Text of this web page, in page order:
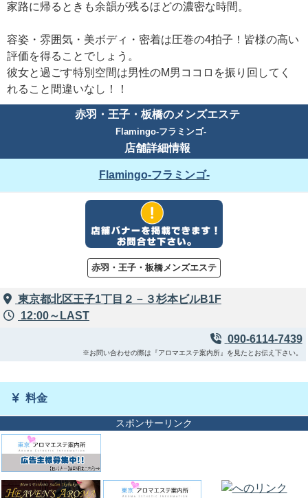
家路に帰るときも余韻が残るほどの濃密な時間。
容姿・雰囲気・美ボディ・密着は圧巻の4拍子！皆様の高い
評価を得ることでしょう。
彼女と過ごす特別空間は男性のM男ココロを振り回してく
れること間違いなし！！
赤羽・王子・板橋のメンズエステ
Flamingo-フラミンゴ-
店舗詳細情報
Flamingo-フラミンゴ-
赤羽・王子・板橋メンズエステ
東京都北区王子1丁目２－３杉本ビルB1F
12:00～LAST
090-6114-7439
※お問い合わせの際は『アロマエステ案内所』を見たとお伝え下さい。
料金
スポンサーリンク